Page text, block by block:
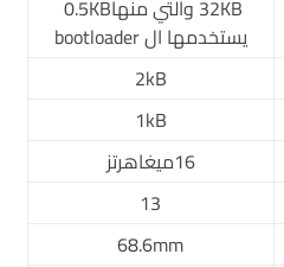
يستخدمها ال bootloader
2kB
1kB
16ميغاهرتز
13
68.6mm